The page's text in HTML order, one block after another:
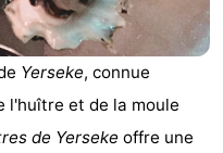
Yerseke, connue
l'huître et de la moule
de Yerseke offre une